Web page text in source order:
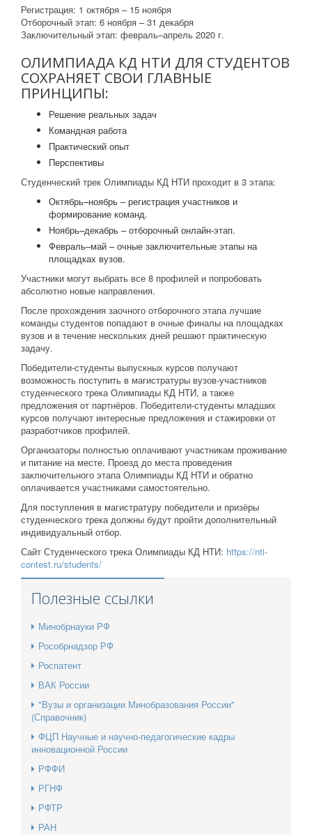
Регистрация: 1 октября – 15 ноября
Отборочный этап: 6 ноября – 31 декабря
Заключительный этап: февраль–апрель 2020 г.
ОЛИМПИАДА КД НТИ ДЛЯ СТУДЕНТОВ
СОХРАНЯЕТ СВОИ ГЛАВНЫЕ
ПРИНЦИПЫ:
Решение реальных задач
Командная работа
Практический опыт
Перспективы
Студенческий трек Олимпиады КД НТИ проходит в 3 этапа:
Октябрь–ноябрь – регистрация участников и
формирование команд.
Ноябрь–декабрь – отборочный онлайн-этап.
Февраль–май – очные заключительные этапы на
площадках вузов.
Участники могут выбрать все 8 профилей и попробовать
абсолютно новые направления.
После прохождения заочного отборочного этапа лучшие
команды студентов попадают в очные финалы на площадках
вузов и в течение нескольких дней решают практическую
задачу.
Победители-студенты выпускных курсов получают
возможность поступить в магистратуры вузов-участников
студенческого трека Олимпиады КД НТИ, а также
предложения от партнёров. Победители-студенты младших
курсов получают интересные предложения и стажировки от
разработчиков профилей.
Организаторы полностью оплачивают участникам проживание
и питание на месте. Проезд до места проведения
заключительного этапа Олимпиады КД НТИ и обратно
оплачивается участниками самостоятельно.
Для поступления в магистратуру победители и призёры
студенческого трека должны будут пройти дополнительный
индивидуальный отбор.
Сайт Студенческого трека Олимпиады КД НТИ: https://nti-
contest.ru/students/
Полезные ссылки
Минобрнауки РФ
Рособрнадзор РФ
Роспатент
ВАК России
"Вузы и организации Минобразования России"
(Справочник)
ФЦП Научные и научно-педагогические кадры
инновационной России
РФФИ
РГНФ
РФТР
РАН